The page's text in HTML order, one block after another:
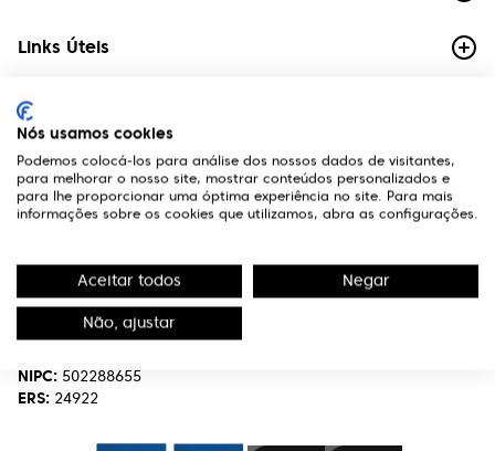
Links Úteis
Contactos
Edifício Premium
R. Miguel Serrano, nº 9 - 3º Miraflores,
1495-173 Algés
Chamada para a rede fixa nacional.
optivisao@optivisao.pt
NIPC: 502288655
ERS: 24922
Nós usamos cookies
Podemos colocá-los para análise dos nossos dados de visitantes,
para melhorar o nosso site, mostrar conteúdos personalizados e
para lhe proporcionar uma óptima experiência no site. Para mais
informações sobre os cookies que utilizamos, abra as configurações.
Aceitar todos Negar
Não, ajustar